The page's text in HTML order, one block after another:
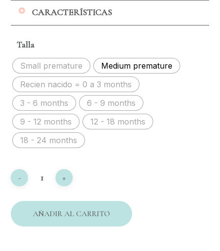
CARACTERÍSTICAS
Protección del cierre en cuello y bota
El detalle en la manga y la bota que
permite cubrir las manos y pies de tu
bebé cuando lo requieras (hasta la talla
RN = 0-3 meses)
Transpirable
Suave
Confortable
Talla
Small premature
Medium premature
Recien nacido = 0 a 3 months
3 - 6 months
6 - 9 months
9 - 12 months
12 - 18 months
18 - 24 months
AÑADIR AL CARRITO